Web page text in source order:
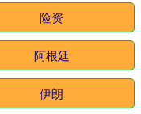
险资
阿根廷
伊朗